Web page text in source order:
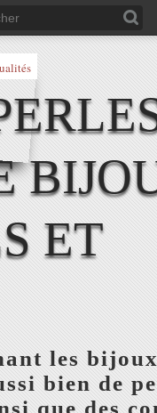
ET
les
bien de
que des